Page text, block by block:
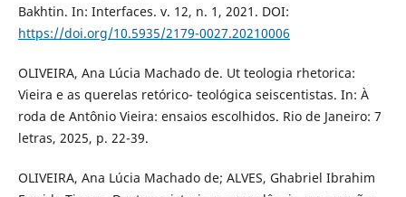
Bakhtin. In: Interfaces. v. 12, n. 1, 2021. DOI:
https://doi.org/10.5935/2179-0027.20210006
OLIVEIRA, Ana Lúcia Machado de. Ut teologia rhetorica:
Vieira e as querelas retórico- teológica seiscentistas. In: À
roda de Antônio Vieira: ensaios escolhidos. Rio de Janeiro: 7
letras, 2025, p. 22-39.
OLIVEIRA, Ana Lúcia Machado de; ALVES, Ghabriel Ibrahim